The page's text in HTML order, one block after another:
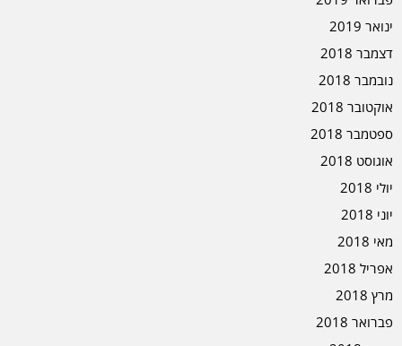
ינואר 2019
דצמבר 2018
נובמבר 2018
אוקטובר 2018
ספטמבר 2018
אוגוסט 2018
יולי 2018
יוני 2018
מאי 2018
אפריל 2018
מרץ 2018
פברואר 2018